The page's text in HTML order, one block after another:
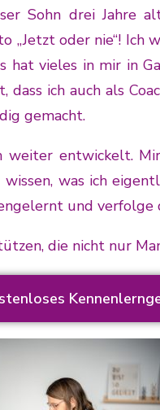
Sohn drei Jahre
oder nie“! Ich
hat vieles in mir in
ich auch als
gemacht.
weiter entwickelt.
was ich
und verfolge
die nicht nur